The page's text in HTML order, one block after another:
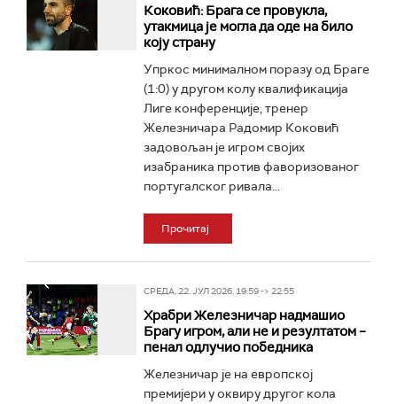
Коковић: Брага се провукла,
утакмица је могла да оде на било
коју страну
Упркос минималном поразу од Браге
(1:0) у другом колу квалификација
Лиге конференције, тренер
Железничара Радомир Коковић
задовољан је игром својих
изабраника против фаворизованог
португалског ривала...
Прочитај
СРЕДА, 22. ЈУЛ 2026, 19:59 -> 22:55
Храбри Железничар надмашио
Брагу игром, али не и резултатом –
пенал одлучио победника
Железничар је на европској
премијери у оквиру другог кола